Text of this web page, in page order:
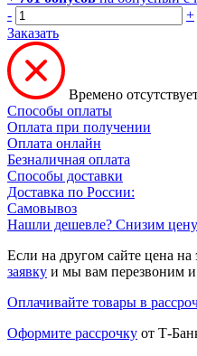
-
+
Заказать
Времено
Способы оплаты
Оплата при получении
Оплата онлайн
Безналичная оплата
Способы доставки
Доставка по России:
Самовывоз
Нашли дешевле? Снизим цену
Если на другом сайте цена на
заявку и мы вам перезвоним
Оплачивайте товары в
Оформите рассрочку от Т-